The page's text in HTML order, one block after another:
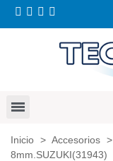
Inicio > Accesorios >
8mm.SUZUKI(31943)